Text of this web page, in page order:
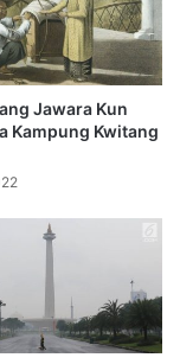
Jawara Kun
Kampung Kwitang